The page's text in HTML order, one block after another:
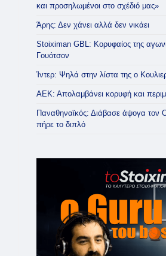
και προσηλωμένοι στο σχέδιό μας»
Άρης: Δεν χάνει αλλά δεν νικάει
Stoiximan GBL: Κορυφαίος της
Γουότσον
Ίντερ: Ψηλά στην λίστα της ο
ΑΕΚ: Απολαμβάνει κορυφή και
Παναθηναϊκός: Διάβασε άψογα τον
πήρε το διπλό